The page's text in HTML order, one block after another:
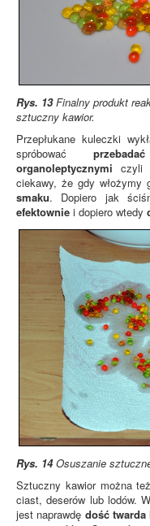
Rys. 13Finalny produkt
sztuczny kawior.
Przepłukane kuleczki
spróbować
organoleptycznymi czyli
ciekawy, że gdy
smaku. Dopiero jak
efektownie i dopiero wtedy
Rys. 14Osuszanie
Sztuczny kawior można
ciast, deserów lub lodów.
jest naprawdę dość twardai